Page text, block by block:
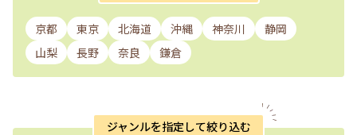
京都 東京 北海道 沖縄 神奈川
静岡
山梨
長野 奈良 鎌倉
ジャンルを指定して絞り込む